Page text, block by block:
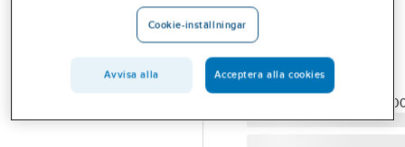
gängstång HGS -
8.8 OBH
HGS M30x2000 8.8
OBH CERTIFIERAD
Cookie-inställningar
Avvisa alla Acceptera alla cookies